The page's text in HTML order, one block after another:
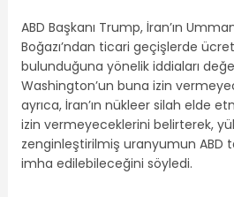
ABD Başkanı Trump, İran’ın
Boğazı’ndan ticari geçişlerde
bulunduğuna yönelik iddiaları
Washington’un buna izin
ayrıca, İran’ın nükleer silah elde
izin vermeyeceklerini belirterek,
zenginleştirilmiş uranyumun ABD
imha edilebileceğini söyledi.